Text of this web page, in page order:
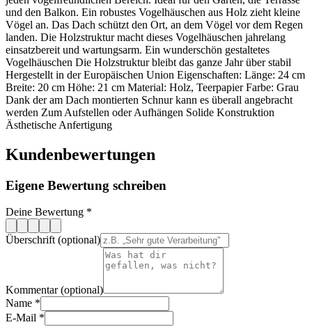
und den Balkon. Ein robustes Vogelhäuschen aus Holz zieht kleine
Vögel an. Das Dach schützt den Ort, an dem Vögel vor dem Regen
landen. Die Holzstruktur macht dieses Vogelhäuschen jahrelang
einsatzbereit und wartungsarm. Ein wunderschön gestaltetes
Vogelhäuschen Die Holzstruktur bleibt das ganze Jahr über stabil
Hergestellt in der Europäischen Union Eigenschaften: Länge: 24 cm
Breite: 20 cm Höhe: 21 cm Material: Holz, Teerpapier Farbe: Grau
Dank der am Dach montierten Schnur kann es überall angebracht
werden Zum Aufstellen oder Aufhängen Solide Konstruktion
Ästhetische Anfertigung
Kundenbewertungen
Eigene Bewertung schreiben
Deine Bewertung *
Überschrift (optional)
Kommentar (optional)
Name *
E-Mail *